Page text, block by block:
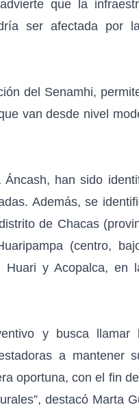
que la
ser afectada por
del Senamhi,
van desde nivel
han sido
Además, se
de Chacas
(centro,
Huari y Acopalca, en
y busca
a mantener
oportuna, con el fin
destacó Marta